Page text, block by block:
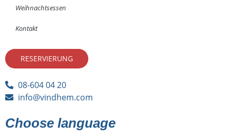
Weihnachtsessen
Kontakt
RESERVIERUNG
08-604 04 20
info@vindhem.com
Choose language